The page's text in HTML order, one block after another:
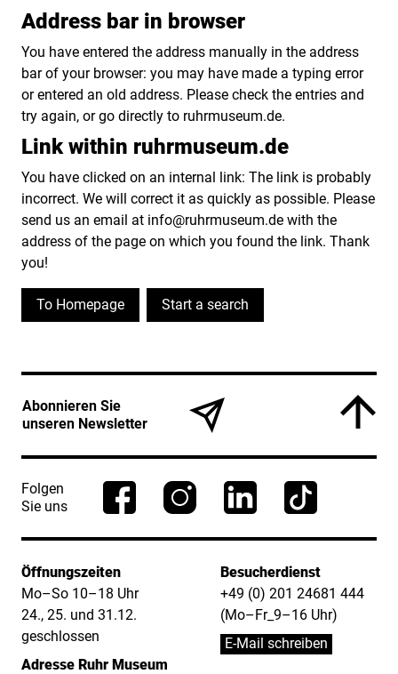
Address bar in browser
You have entered the address manually in the address
bar of your browser: you may have made a typing error
or entered an old address. Please check the entries and
try again, or go directly to ruhrmuseum.de.
Link within ruhrmuseum.de
You have clicked on an internal link: The link is probably
incorrect. We will correct it as quickly as possible. Please
send us an email at info@ruhrmuseum.de with the
address of the page on which you found the link. Thank
you!
To Homepage Start a search
Abonnieren Sie
unseren Newsletter
Folgen
Sie uns
Öffnungszeiten
Mo–So 10–18 Uhr
24., 25. und 31.12.
geschlossen
Adresse Ruhr Museum
Besucherdienst
+49 (0) 201 24681 444
(Mo–Fr_9–16 Uhr)
E-Mail schreiben